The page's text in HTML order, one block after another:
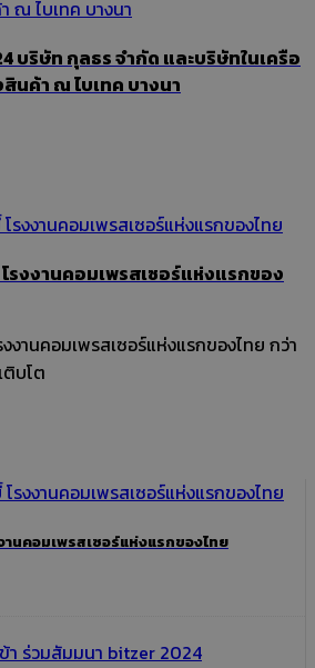
บริษัท กุลธร จำกัด และบริษัทในเครือ
นค้า ณ ไบเทค บางนา
รงงานคอมเพรสเซอร์แห่งแรกของ
งานคอมเพรสเซอร์แห่งแรกของไทย กว่า
บโต
นคอมเพรสเซอร์แห่งแรกของไทย